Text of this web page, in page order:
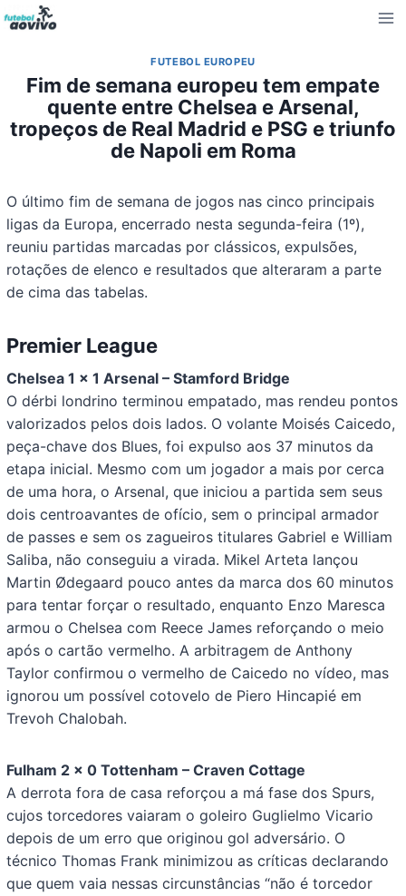
Pular
para
Conteúdo
FUTEBOL EUROPEU
Fim de semana europeu tem empate
quente entre Chelsea e Arsenal,
tropeços de Real Madrid e PSG e triunfo
de Napoli em Roma
O último fim de semana de jogos nas cinco principais
ligas da Europa, encerrado nesta segunda-feira (1º),
reuniu partidas marcadas por clássicos, expulsões,
rotações de elenco e resultados que alteraram a parte
de cima das tabelas.
Premier League
Chelsea 1 x 1 Arsenal – Stamford Bridge
O dérbi londrino terminou empatado, mas rendeu pontos
valorizados pelos dois lados. O volante Moisés Caicedo,
peça-chave dos Blues, foi expulso aos 37 minutos da
etapa inicial. Mesmo com um jogador a mais por cerca
de uma hora, o Arsenal, que iniciou a partida sem seus
dois centroavantes de ofício, sem o principal armador
de passes e sem os zagueiros titulares Gabriel e William
Saliba, não conseguiu a virada. Mikel Arteta lançou
Martin Ødegaard pouco antes da marca dos 60 minutos
para tentar forçar o resultado, enquanto Enzo Maresca
armou o Chelsea com Reece James reforçando o meio
após o cartão vermelho. A arbitragem de Anthony
Taylor confirmou o vermelho de Caicedo no vídeo, mas
ignorou um possível cotovelo de Piero Hincapié em
Trevoh Chalobah.
Fulham 2 x 0 Tottenham – Craven Cottage
A derrota fora de casa reforçou a má fase dos Spurs,
cujos torcedores vaiaram o goleiro Guglielmo Vicario
depois de um erro que originou gol adversário. O
técnico Thomas Frank minimizou as críticas declarando
que quem vaia nessas circunstâncias “não é torcedor